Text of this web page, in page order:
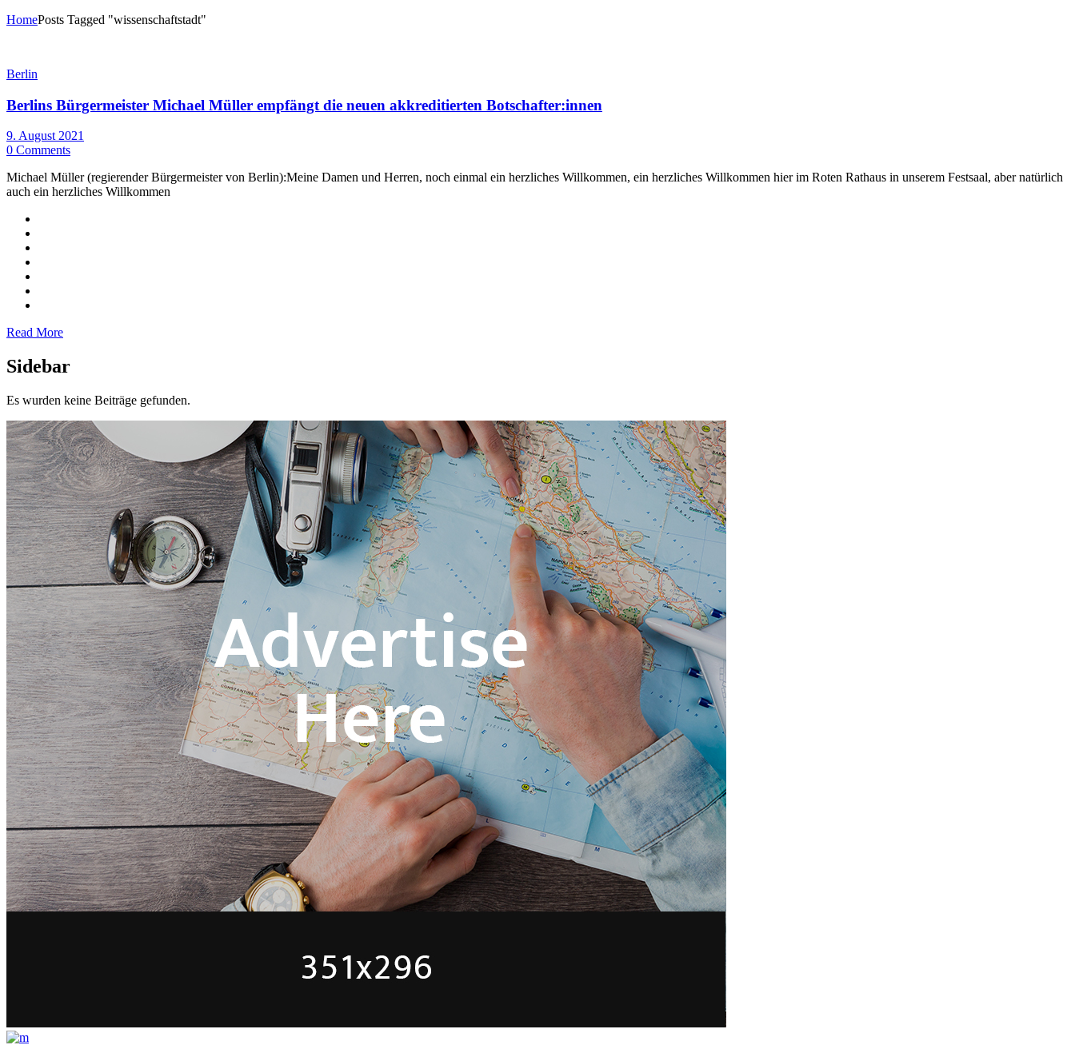
HomePosts Tagged "wissenschaftstadt"
Berlin
Berlins Bürgermeister Michael Müller empfängt die neuen akkreditierten Botschafter:innen
9. August 2021
0 Comments
Michael Müller (regierender Bürgermeister von Berlin):Meine Damen und Herren, noch einmal ein herzliches Willkommen, ein herzliches Willkommen hier im Roten Rathaus in unserem Festsaal, aber natürlich
auch ein herzliches Willkommen
Read More
Sidebar
Es wurden keine Beiträge gefunden.